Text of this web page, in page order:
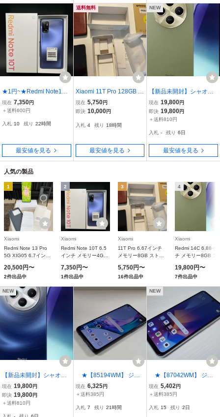
★1円~★Redmi Note10T
4GB 64GB ナイトタイム
ブルー SIMフリー IMEI〇
ト※稼働品＆美品
現在 7,350円
＋送料600円
入札 10 残り 22時間
最安値を見る
送料無料
Xiaomi 11T Pro 128GB メ
テオライトグレー SIMフ
リー 本体 箱付 動作未確
現在 5,750円
即決 10,000円
入札 4 残り 18時間
最安値を見る
NEW
【新品未開封】シャオミ
(Xiaomi) SIMフリー スマ
ートフォン Redmi 14C 8
GB+256GB 6.88インチデ
ージグリーン
現在 19,800円
即決 19,800円
＋送料810円
入札 - 残り 6日
最安値を見る
人気の製品
1
Xiaomi
Redmi Note 13 Pro
5G XIG05 6.7インチ
ージ256GB ミッドナ
イトブラック
20,500円〜
2件出品中
2
Xiaomi
Redmi Note 10T 6.5
インチ メモリー4GB
トタイムブルー ソフ
トバンク
7,350円〜
1件出品中
3
Xiaomi
11T Pro 6.67インチ
メモリー8GB ストレ
イトグレー
5,750円〜
16件出品中
4
Xiaomi
Redmi 14C 6.88イ
チ メモリー8GB ス
グリーン
19,800円〜
7件出品中
NEW
【新品未開封】シャオミ
(Xiaomi) SIMフリー スマ
ートフォン Redmi 14C 8
GB+256GB 6.88インチデ
現在 19,800円
即決 19,800円
＋送料810円
★【85194WM】 ジャ
ンク SoftBank A001XM Xi
aomi Redmi Note 9T ナイ
B 1円 ! 1スタ !
現在 6,325円
＋送料385円
入札 7 残り 21時間
NEW
★【87042WM】 ジャ
ンク UQmobile XIG02 Xia
omi Redmi Note 10 JE ク
! 1スタ !
現在 5,402円
＋送料385円
入札 15 残り 2日